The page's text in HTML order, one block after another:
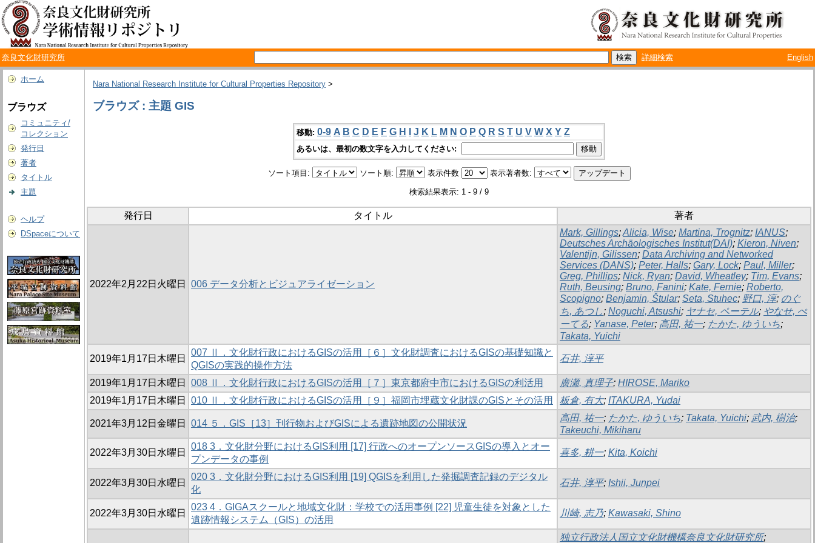
奈良文化財研究所 詳細検索 English
ホーム
ブラウズ
コミュニティ/
コレクション
発行日
著者
タイトル
主題
ヘルプ
DSpaceについて
Nara National Research Institute for Cultural Properties Repository >
ブラウズ : 主題 GIS
移動: 0-9 A B C D E F G H J K L M N O P Q R S T U V W X Y Z
あるいは、最初の数文字を入力してください:
ソート項目: ソート順: 表示件数 表示著者数:
検索結果表示: 1 - 9 / 9
発行日 タイトル 著者
2022年2月22日火曜日 006 データ分析とビジュアライゼーション
Mark, Gillings;Alicia, Wise; Martina, Trognitz; IANUS;
Deutsches Archäologisches Institut(DAI); Kieron, Niven;
Valentijn, Gilissen; Data Archiving and Networked
Services (DANS); Peter, Halls; Gary, Lock; Paul, Miller;
Greg, Phillips; Nick, Ryan; David, Wheatley; Tim, Evans;
Ruth, Beusing; Bruno, Fanini; Kate, Fernie; Roberto,
Scopigno; Benjamin, Štular; Seta, Stuhec; 野口, 淳; のぐ
ち, あつし; Noguchi, Atsushi; ヤナセ, ペーテル; やなせ, ぺ
ーてる; Yanase, Peter; 高田, 祐一; たかた, ゆういち;
Takata, Yuichi
2019年1月17日木曜日
007 Ⅱ．文化財行政におけるGISの活用［６］文化財調査におけるGISの基礎知識と
QGISの実践的操作方法
石井, 淳平
2019年1月17日木曜日 008 Ⅱ．文化財行政におけるGISの活用［７］東京都府中市におけるGISの利活用 廣瀬, 真理子; HIROSE, Mariko
2019年1月17日木曜日
010 Ⅱ．文化財行政におけるGISの活用［９］福岡市埋蔵文化財課のGISとその活用 板倉, 有大; ITAKURA, Yudai
2021年3月12日金曜日 014 ５．GIS［13］刊行物およびGISによる遺跡地図の公開状況
高田, 祐一; たかた, ゆういち; Takata, Yuichi; 武内, 樹治;
Takeuchi, Mikiharu
2022年3月30日水曜日
018 3．文化財分野におけるGIS利用 [17] 行政へのオープンソースGISの導入とオー
プンデータの事例
喜多, 耕一; Kita, Koichi
2022年3月30日水曜日
020 3．文化財分野におけるGIS利用 [19] QGISを利用した発掘調査記録のデジタル
化
石井, 淳平; Ishii, Junpei
2022年3月30日水曜日
023 4．GIGAスクールと地域文化財：学校での活用事例 [22] 児童生徒を対象とした
遺跡情報システム（GIS）の活用
川崎, 志乃; Kawasaki, Shino
独立行政法人国立文化財機構奈良文化財研究所;